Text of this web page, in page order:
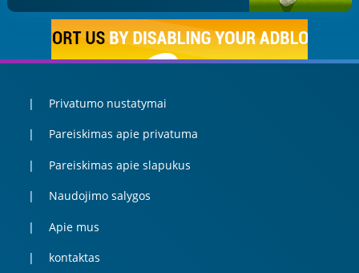
Privatumo nustatymai
Pareiskimas apie privatuma
Pareiskimas apie slapukus
Naudojimo salygos
Apie mus
kontaktas